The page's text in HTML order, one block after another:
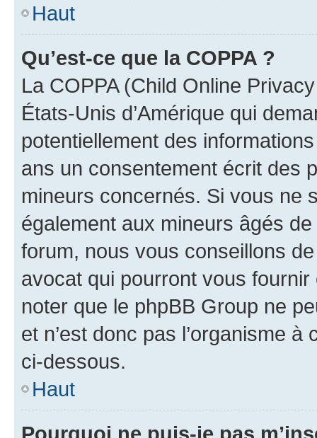
Haut
Qu’est-ce que la COPPA ?
La COPPA (Child Online
États-Unis d’Amérique qui
potentiellement des
ans un consentement écrit des
mineurs concernés. Si vous ne
également aux mineurs âgés
forum, nous vous conseillons
avocat qui pourront vous
noter que le phpBB Group ne
et n’est donc pas l’organisme
ci-dessous.
Haut
Pourquoi ne puis-je pas